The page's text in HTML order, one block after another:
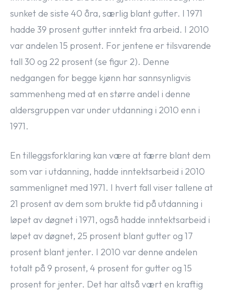
sunket de siste 40 åra, særlig blant gutter. I 1971
hadde 39 prosent gutter inntekt fra arbeid. I 2010
var andelen 15 prosent. For jentene er tilsvarende
tall 30 og 22 prosent (se figur 2). Denne
nedgangen for begge kjønn har sannsynligvis
sammenheng med at en større andel i denne
aldersgruppen var under utdanning i 2010 enn i
1971.
En tilleggsforklaring kan være at færre blant dem
som var i utdanning, hadde inntektsarbeid i 2010
sammenlignet med 1971. I hvert fall viser tallene at
21 prosent av dem som brukte tid på utdanning i
løpet av døgnet i 1971, også hadde inntektsarbeid i
løpet av døgnet, 25 prosent blant gutter og 17
prosent blant jenter. I 2010 var denne andelen
totalt på 9 prosent, 4 prosent for gutter og 15
prosent for jenter. Det har altså vært en kraftig